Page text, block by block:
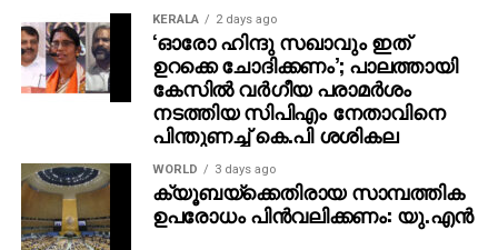
KERALA 2 days ago
‘ഓരോ ഹിന്ദു സഖാവും ഇത്
ഉറക്കെ ചോദിക്കണം’; പാലത്തായി
കേസിൽ വർഗീയ പരാമർശം
നടത്തിയ സിപിഎം നേതാവിനെ
പിന്തുണച്ച് കെ.പി ശശികല
WORLD 3 days ago
ക്യൂബയ്ക്കെതിരായ സാമ്പത്തിക
ഉപരോധം പിന്‍വലിക്കണം: യു.എന്‍